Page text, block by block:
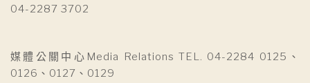
04-2287 3702
媒體公關中心Media Relations TEL. 04-2284 0125、
0126、0127、0129